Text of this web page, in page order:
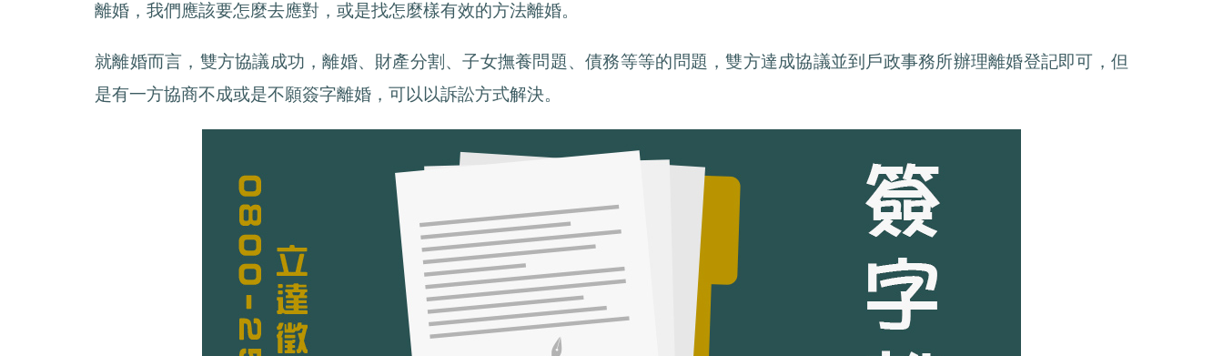
離婚，我們應該要怎麼去應對，或是找怎麼樣有效的方法離婚。
就離婚而言，雙方協議成功，離婚、財產分割、子女撫養問題、債務等等的問題，雙方達成協議並到戶政事務所辦理離婚登記即可，但
是有一方協商不成或是不願簽字離婚，可以以訴訟方式解決。